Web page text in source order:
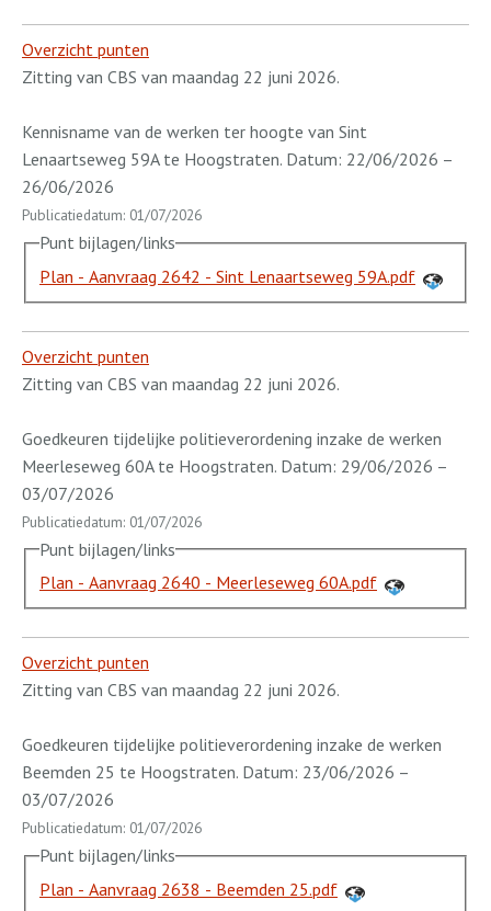
Overzicht punten
Zitting van CBS van maandag 22 juni 2026.
Kennisname van de werken ter hoogte van Sint
Lenaartseweg 59A te Hoogstraten. Datum: 22/06/2026 –
26/06/2026
Publicatiedatum: 01/07/2026
Punt bijlagen/links
Plan - Aanvraag 2642 - Sint Lenaartseweg 59A.pdf
Overzicht punten
Zitting van CBS van maandag 22 juni 2026.
Goedkeuren tijdelijke politieverordening inzake de werken
Meerleseweg 60A te Hoogstraten. Datum: 29/06/2026 –
03/07/2026
Publicatiedatum: 01/07/2026
Punt bijlagen/links
Plan - Aanvraag 2640 - Meerleseweg 60A.pdf
Overzicht punten
Zitting van CBS van maandag 22 juni 2026.
Goedkeuren tijdelijke politieverordening inzake de werken
Beemden 25 te Hoogstraten. Datum: 23/06/2026 –
03/07/2026
Publicatiedatum: 01/07/2026
Punt bijlagen/links
Plan - Aanvraag 2638 - Beemden 25.pdf